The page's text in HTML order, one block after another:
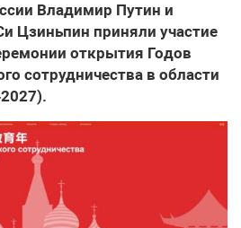
Владимир Путин и
Цзиньпин приняли участие
открытия Годов
сотрудничества в области